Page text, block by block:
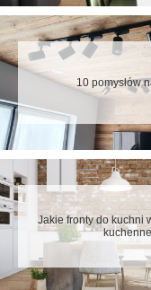
10 pomysłów
Jakie fronty do kuchni
kuchenne